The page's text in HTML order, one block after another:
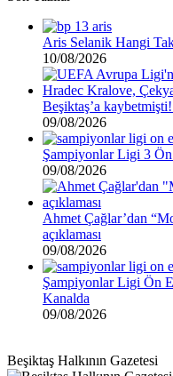
Aris Selanik Hangi
10/08/2026
Beşiktaş’a
09/08/2026
Şampiyonlar Ligi 3
09/08/2026
Ahmet Çağlar’dan
açıklaması
09/08/2026
Şampiyonlar Ligi Ön
Kanalda
09/08/2026
Beşiktaş Halkının Gazetesi